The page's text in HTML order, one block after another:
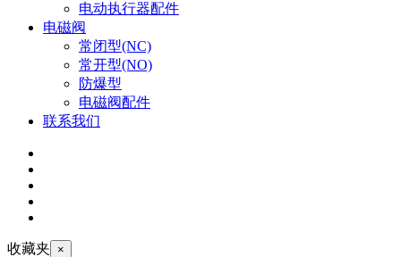
电动执行器配件
电磁阀
常闭型(NC)
常开型(NO)
防爆型
电磁阀配件
联系我们
收藏夹 ×